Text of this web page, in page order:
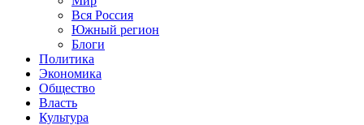
Вся Россия
Южный регион
Блоги
Политика
Экономика
Общество
Власть
Культура